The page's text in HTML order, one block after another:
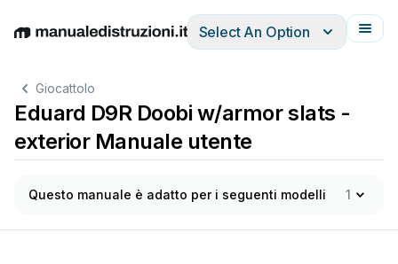
EnglishDeutschEspañolItalianoFrançais
Select An Option
Giocattolo
Eduard D9R Doobi w/armor slats -
exterior Manuale utente
Questo manuale è adatto per i seguenti modelli 1